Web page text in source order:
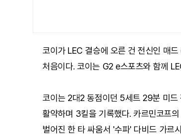
코이가 LEC 결승에 오른 건 전신인 매
처음이다. 코이는 G2 e스포츠와 함께
코이는 2대2 동점이던 5세트 29분 미
활약하며 3킬을 기록했다. 카르민코프
벌어진 한 타 싸움서 '수파' 다비드 가르